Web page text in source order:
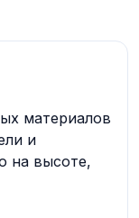
материалов
и
на высоте,